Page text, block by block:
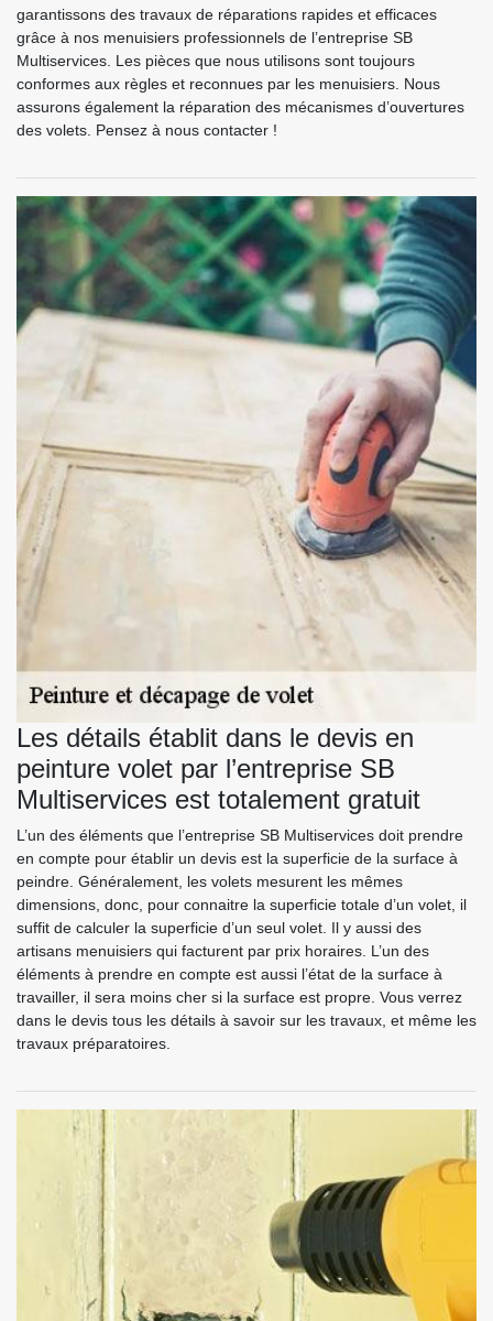
garantissons des travaux de réparations rapides et efficaces
grâce à nos menuisiers professionnels de l’entreprise SB
Multiservices. Les pièces que nous utilisons sont toujours
conformes aux règles et reconnues par les menuisiers. Nous
assurons également la réparation des mécanismes d’ouvertures
des volets. Pensez à nous contacter !
Les détails établit dans le devis en
peinture volet par l’entreprise SB
Multiservices est totalement gratuit
L’un des éléments que l’entreprise SB Multiservices doit prendre
en compte pour établir un devis est la superficie de la surface à
peindre. Généralement, les volets mesurent les mêmes
dimensions, donc, pour connaitre la superficie totale d’un volet, il
suffit de calculer la superficie d’un seul volet. Il y aussi des
artisans menuisiers qui facturent par prix horaires. L’un des
éléments à prendre en compte est aussi l’état de la surface à
travailler, il sera moins cher si la surface est propre. Vous verrez
dans le devis tous les détails à savoir sur les travaux, et même les
travaux préparatoires.